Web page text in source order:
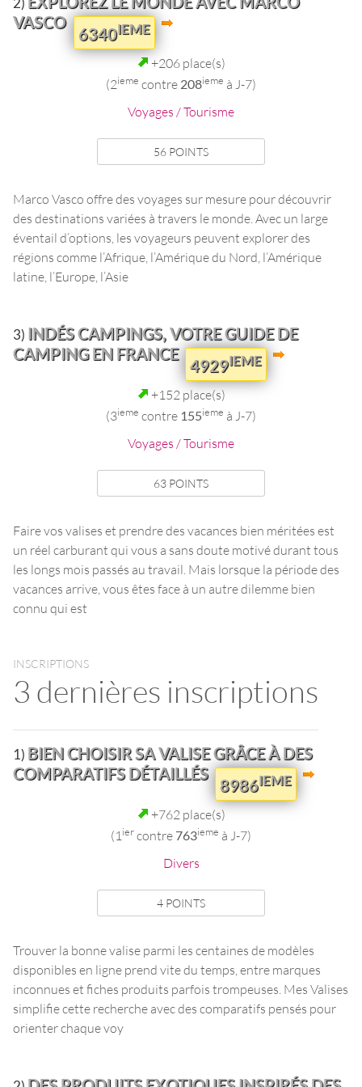
VASCO
6340IEME
+206 place(s)
(2ieme contre 208ieme à J-7)
Voyages / Tourisme
56 POINTS
Marco Vasco offre des voyages sur mesure pour découvrir
des destinations variées à travers le monde. Avec un large
éventail d’options, les voyageurs peuvent explorer des
régions comme l’Afrique, l’Amérique du Nord, l’Amérique
latine, l’Europe, l’Asie
3) INDÉS CAMPINGS, VOTRE GUIDE DE
CAMPING EN FRANCE
4929IEME
+152 place(s)
(3ieme contre 155ieme à J-7)
Voyages / Tourisme
63 POINTS
Faire vos valises et prendre des vacances bien méritées est
un réel carburant qui vous a sans doute motivé durant tous
les longs mois passés au travail. Mais lorsque la période des
vacances arrive, vous êtes face à un autre dilemme bien
connu qui est
INSCRIPTIONS
3 dernières inscriptions
1) BIEN CHOISIR SA VALISE GRÂCE À DES
COMPARATIFS DÉTAILLÉS
8986IEME
+762 place(s)
(1 iercontre 763ieme à J-7)
Divers
4 POINTS
Trouver la bonne valise parmi les centaines de modèles
disponibles en ligne prend vite du temps, entre marques
inconnues et fiches produits parfois trompeuses. Mes Valises
simplifie cette recherche avec des comparatifs pensés pour
orienter chaque voy